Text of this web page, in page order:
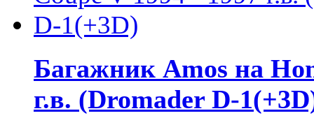
Багажник Amos на
г.в. (Dromader D-